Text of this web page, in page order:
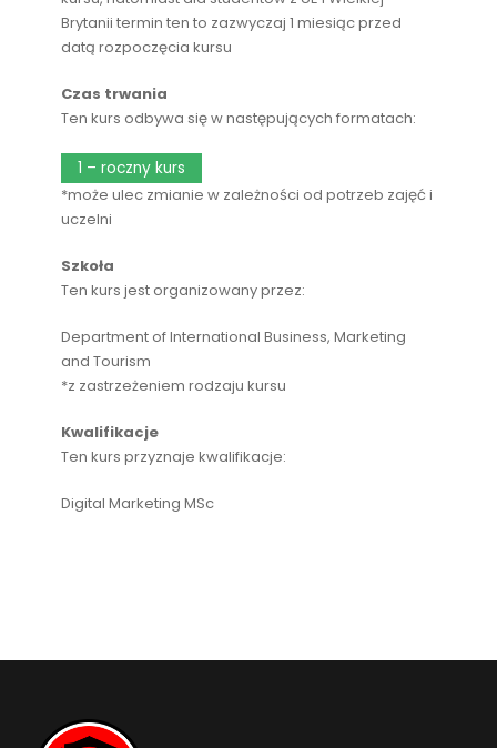
Brytanii termin ten to zazwyczaj 1 miesiąc przed
datą rozpoczęcia kursu
Czas trwania
Ten kurs odbywa się w następujących formatach:
1 – roczny kurs
*może ulec zmianie w zależności od potrzeb zajęć i
uczelni
Szkoła
Ten kurs jest organizowany przez:
Department of International Business, Marketing
and Tourism
*z zastrzeżeniem rodzaju kursu
Kwalifikacje
Ten kurs przyznaje kwalifikacje:
Digital Marketing MSc